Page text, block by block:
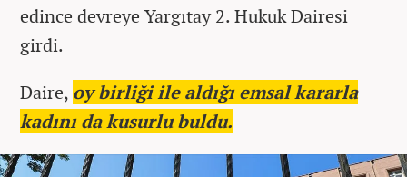
edince devreye Yargıtay 2. Hukuk Dairesi
girdi.
Daire, oy birliği ile aldığı emsal kararla
kadını da kusurlu buldu.